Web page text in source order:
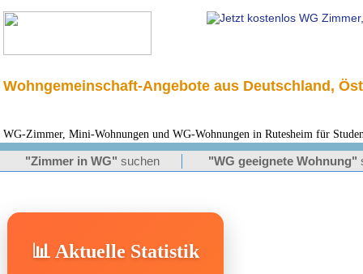
Wohngemeinschaft-Angebote aus Deutschland,
WG-Zimmer, Mini-Wohnungen und WG-Wohnungen in Rutesheim für
"Zimmer in WG" suchen "WG geeignete Wohnung"
📊 Aktuelle Statistik